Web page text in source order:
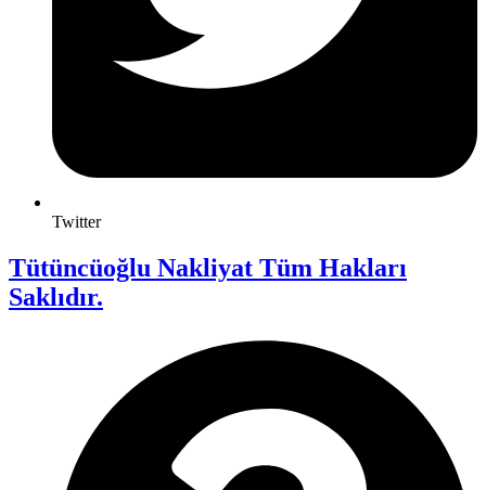
Twitter
Tütüncüoğlu Nakliyat Tüm Hakları
Saklıdır.